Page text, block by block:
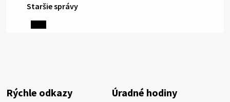
6. augusta 2026 08:13
výdatnosti vodárenských zdrojov.
Západoslovenská vodárenská spoločnosť preto
Staršie správy
Rýchle odkazy Úradné hodiny